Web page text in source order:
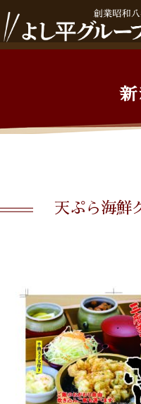
天ぷら海鮮